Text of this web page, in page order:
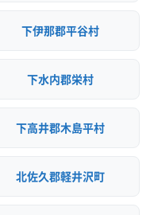
下伊那郡平谷村
下水内郡栄村
下高井郡木島平村
北佐久郡軽井沢町